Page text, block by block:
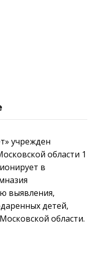
учрежден
области 1
в
выявления,
детей,
области.